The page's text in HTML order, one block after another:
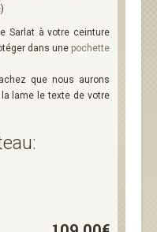
Sarlat à votre ceinture
dans une pochette
que nous aurons
lame le texte de votre